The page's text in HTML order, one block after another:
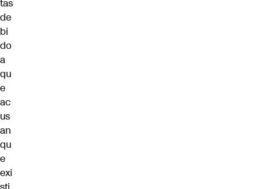
tas
de
bi
do
a
qu
e
ac
us
an
qu
e
exi